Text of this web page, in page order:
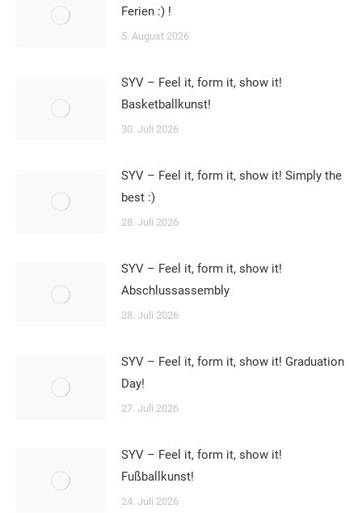
Ferien :) !
5. August 2026
SYV – Feel it, form it, show it!
Basketballkunst!
30. Juli 2026
SYV – Feel it, form it, show it! Simply the
best :)
28. Juli 2026
SYV – Feel it, form it, show it!
Abschlussassembly
28. Juli 2026
SYV – Feel it, form it, show it! Graduation
Day!
27. Juli 2026
SYV – Feel it, form it, show it!
Fußballkunst!
24. Juli 2026